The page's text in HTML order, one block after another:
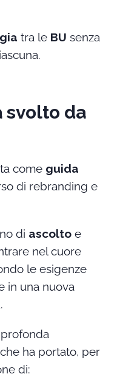
tra le BU senza
svolto da
come guida
di rebranding e
di ascolto e
nel cuore
le esigenze
in una nuova
ha portato, per
di: